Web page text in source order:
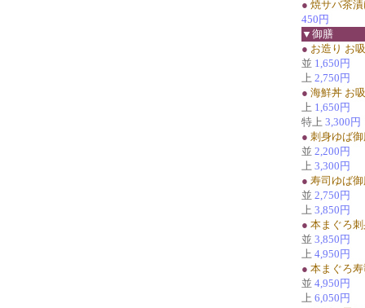
● 焼サバ茶
450円
▼御膳
● お造り お
並 1,650円
上 2,750円
● 海鮮丼 お
上 1,650円
特上 3,300円
● 刺身ゆば
並 2,200円
上 3,300円
● 寿司ゆば
並 2,750円
上 3,850円
● 本まぐろ
並 3,850円
上 4,950円
● 本まぐろ
並 4,950円
上 6,050円